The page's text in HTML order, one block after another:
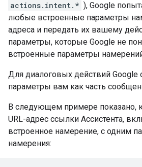
actions.intent.* ), Google
любые встроенные параметры
адреса и передать их вашему
параметры, которые Google не
встроенные параметры
Для диалоговых действий Google
параметры вам как часть
В следующем примере показано,
URL-адрес ссылки Ассистента,
встроенное намерение, с одним
намерения: